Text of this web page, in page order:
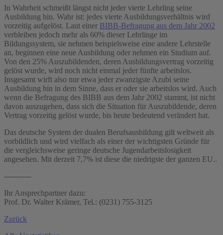
In Wahrheit schmeißt längst nicht jeder vierte Lehrling seine
Ausbildung hin. Wahr ist: jedes vierte Ausbildungsverhältnis wird
vorzeitig aufgelöst. Laut einer BIBB-Befragung aus dem Jahr 2002
verbleiben jedoch mehr als 60% dieser Lehrlinge im
Bildungssystem, sie nehmen beispielsweise eine andere Lehrstelle
an, beginnen eine neue Ausbildung oder nehmen ein Studium auf.
Von den 25% Auszubildenden, deren Ausbildungsvertrag vorzeitig
gelöst wurde, wird noch nicht einmal jeder fünfte arbeitslos.
Insgesamt wirft also nur etwa jeder zwanzigste Azubi seine
Ausbildung hin in dem Sinne, dass er oder sie arbeitslos wird. Auch
wenn die Befragung des BIBB aus dem Jahr 2002 stammt, ist nicht
davon auszugehen, dass sich die Situation für Auszubildende, deren
Vertrag vorzeitig gelöst wurde, bis heute bedeutend verändert hat.
Das deutsche System der dualen Berufsausbildung gilt weltweit als
vorbildlich und wird vielfach als einer der wichtigsten Gründe für
die vergleichsweise geringe deutsche Jugendarbeitslosigkeit
angesehen. Mit derzeit 7,7% ist diese die niedrigste der ganzen EU..
-----------
Ihr Ansprechpartner dazu:
Prof. Dr. Walter Krämer, Tel.: (0231) 755-3125
Zurück